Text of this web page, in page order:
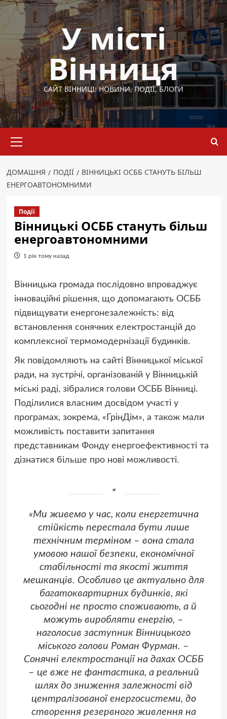
Перейти
до
вмісту
У місті
Вінниця
САЙТ ВІННИЦІ: НОВИНИ, ПОДІЇ, БЛОГИ
меню
ДОМАШНЯ ПОДІЇ
ВІННИЦЬКІ ОСББ СТАНУТЬ БІЛЬШ
ЕНЕРГОАВТОНОМНИМИ
Події
Вінницькі ОСББ стануть більш
енергоавтономними
1 рік тому назад
Вінницька громада послідовно впроваджує
інноваційні рішення, що допомагають ОСББ
підвищувати енергонезалежність: від
встановлення сонячних електростанцій до
комплексної термомодернізації будинків.
Як повідомляють на сайті Вінницької міської
ради, на зустрічі, організованій у Вінницькій
міські раді, зібралися голови ОСББ Вінниці.
Поділилися власним досвідом участі у
програмах, зокрема, «ГрінДім», а також мали
можливість поставити запитання
представникам Фонду енергоефективності та
дізнатися більше про нові можливості.
«Ми живемо у час, коли енергетична
стійкість перестала бути лише
технічним терміном – вона стала
умовою нашої безпеки, економічної
стабільності та якості життя
мешканців. Особливо це актуально для
багатоквартирних будинків, які
сьогодні не просто споживають, а й
можуть виробляти енергію, –
наголосив заступник Вінницького
міського голови Роман Фурман. –
Сонячні електростанції на дахах ОСББ
– це вже не фантастика, а реальний
шлях до зниження залежності від
централізованої енергосистеми, до
створення резервного живлення на